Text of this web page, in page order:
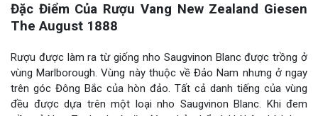
Đặc Điểm Của Rượu Vang New Zealand Giesen
The August 1888
Rượu được làm ra từ giống nho Saugvinon Blanc được trồng ở
vùng Marlborough. Vùng này thuộc về Đảo Nam nhưng ở ngay
trên góc Đông Bắc của hòn đảo. Tất cả danh tiếng của vùng
đều được dựa trên một loại nho Saugvinon Blanc. Khi đem